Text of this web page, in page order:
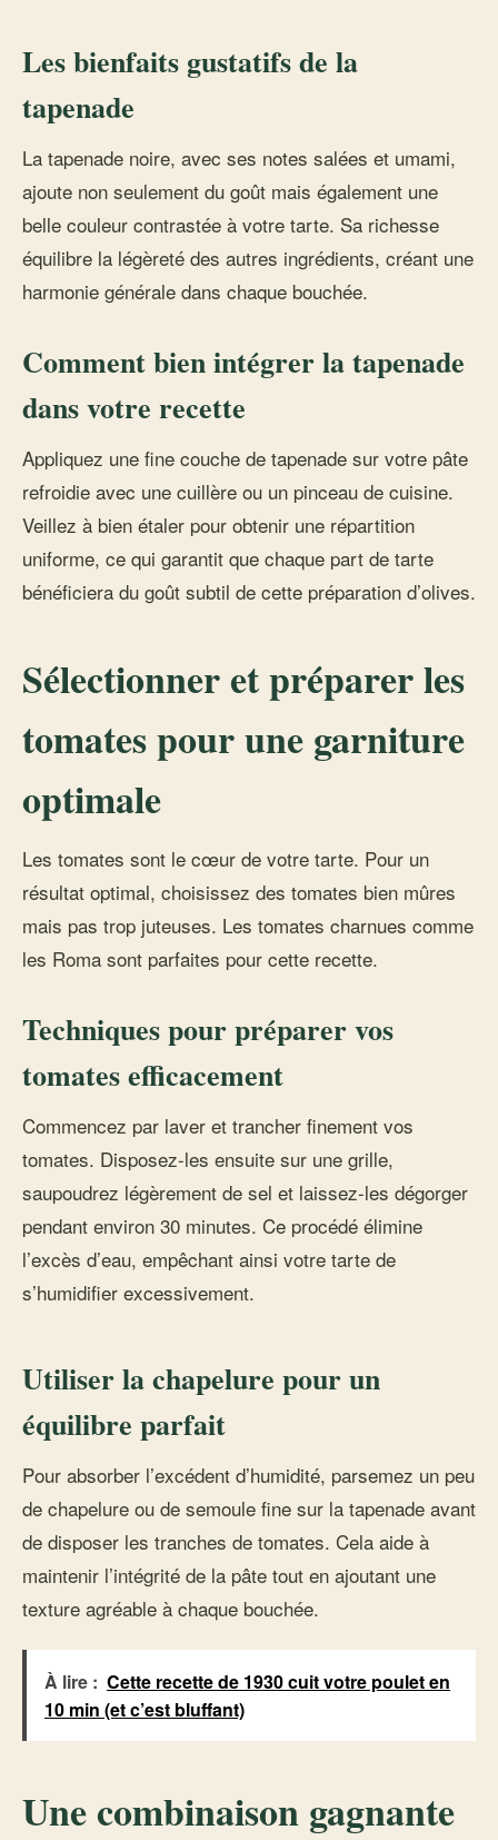
Les bienfaits gustatifs de la
tapenade
La tapenade noire, avec ses notes salées et umami,
ajoute non seulement du goût mais également une
belle couleur contrastée à votre tarte. Sa richesse
équilibre la légèreté des autres ingrédients, créant une
harmonie générale dans chaque bouchée.
Comment bien intégrer la tapenade
dans votre recette
Appliquez une fine couche de tapenade sur votre pâte
refroidie avec une cuillère ou un pinceau de cuisine.
Veillez à bien étaler pour obtenir une répartition
uniforme, ce qui garantit que chaque part de tarte
bénéficiera du goût subtil de cette préparation d’olives.
Sélectionner et préparer les
tomates pour une garniture
optimale
Les tomates sont le cœur de votre tarte. Pour un
résultat optimal, choisissez des tomates bien mûres
mais pas trop juteuses. Les tomates charnues comme
les Roma sont parfaites pour cette recette.
Techniques pour préparer vos
tomates efficacement
Commencez par laver et trancher finement vos
tomates. Disposez-les ensuite sur une grille,
saupoudrez légèrement de sel et laissez-les dégorger
pendant environ 30 minutes. Ce procédé élimine
l’excès d’eau, empêchant ainsi votre tarte de
s’humidifier excessivement.
Utiliser la chapelure pour un
équilibre parfait
Pour absorber l’excédent d’humidité, parsemez un peu
de chapelure ou de semoule fine sur la tapenade avant
de disposer les tranches de tomates. Cela aide à
maintenir l’intégrité de la pâte tout en ajoutant une
texture agréable à chaque bouchée.
À lire : Cette recette de 1930 cuit votre poulet en
10 min (et c’est bluffant)
Une combinaison gagnante